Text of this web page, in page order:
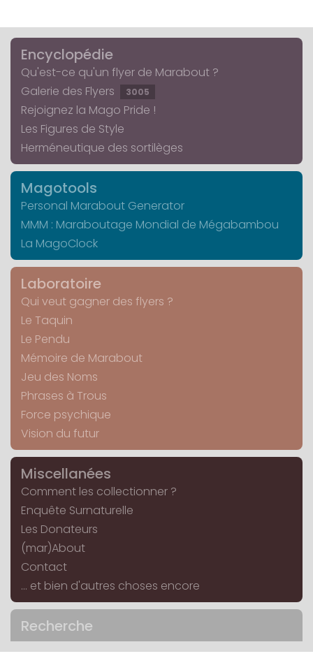
Encyclopédie
Qu'est-ce qu'un flyer de Marabout ?
Galerie des Flyers
3005
Rejoignez la Mago Pride !
Les Figures de Style
Herméneutique des sortilèges
Magotools
Personal Marabout Generator
MMM : Maraboutage Mondial de Mégabambou
La MagoClock
Laboratoire
Qui veut gagner des flyers ?
Le Taquin
Le Pendu
Mémoire de Marabout
Jeu des Noms
Phrases à Trous
Force psychique
Vision du futur
Miscellanées
Comment les collectionner ?
Enquête Surnaturelle
Les Donateurs
(mar)About
Contact
... et bien d'autres choses encore
Recherche